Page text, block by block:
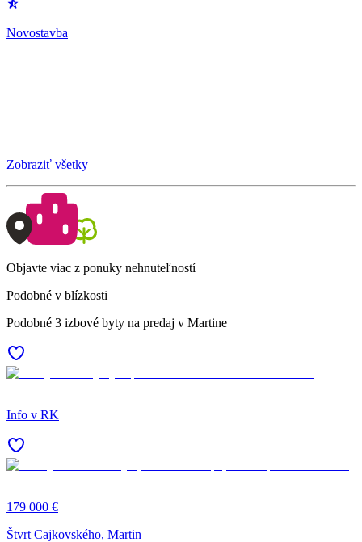
Novostavba
Zobraziť všetky
Objavte viac z ponuky nehnuteľností
Podobné v blízkosti
Podobné 3 izbové byty na predaj v Martine
Info v RK
179 000 €
Štvrt Cajkovského, Martin